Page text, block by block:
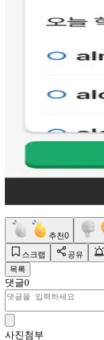
추천0
스크랩 공유
목록
댓글0
사진첨부